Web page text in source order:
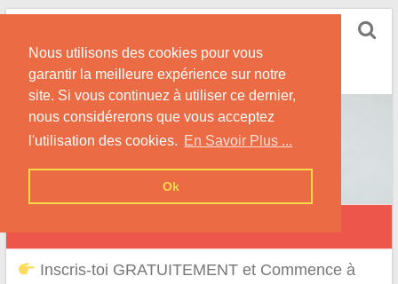
Nous utilisons des cookies pour vous
garantir la meilleure expérience sur notre
site. Si vous continuez à utiliser ce dernier,
nous considérerons que vous acceptez
l'utilisation des cookies. En Savoir Plus ...
Ok
Skip
content
Nos Conseils pour Rencontrer Une Femme
Originaire de Chine !
Inscris-toi GRATUITEMENT et Commence à